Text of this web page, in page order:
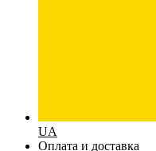
UA
Оплата и доставка